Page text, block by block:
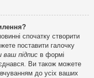
спочатку створити
поставити галочку
ваш підпис в формі
Ви також можете
до усіх ваших